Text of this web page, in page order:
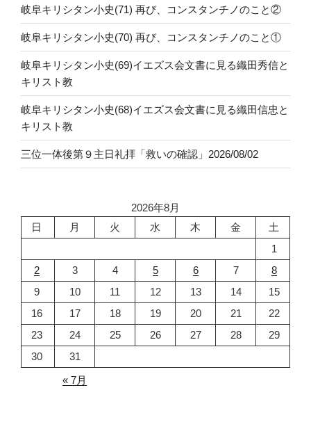
岐阜キリシタン小史(71) 再び、コンスタンチノのこと②
岐阜キリシタン小史(70) 再び、コンスタンチノのこと①
岐阜キリシタン小史(69)イエズス会文書に見る織田秀信と
キリスト教
岐阜キリシタン小史(68)イエズス会文書に見る織田信忠と
キリスト教
三位一体後第９主日礼拝「救いの確認」2026/08/02
2026年8月
日
月 火 水 木 金
土
1
2
3 4 5 6 7
8
9
10 11 12 13 14
15
16
17 18 19 20 21
22
23
24 25 26 27 28
29
30
31
« 7月